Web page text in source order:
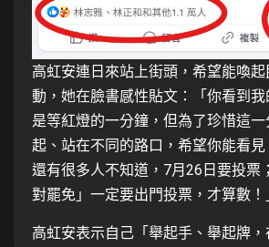
高虹安連日來站上街頭，希望能喚
動，她在臉書感性貼文：「你看到
是等紅燈的一分鐘，但為了珍惜這
起、站在不同的路口，希望你能看見
還有很多人不知道，7月26日要投票
對罷免」一定要出門投票，才算數！
高虹安表示自己「舉起手、舉起牌